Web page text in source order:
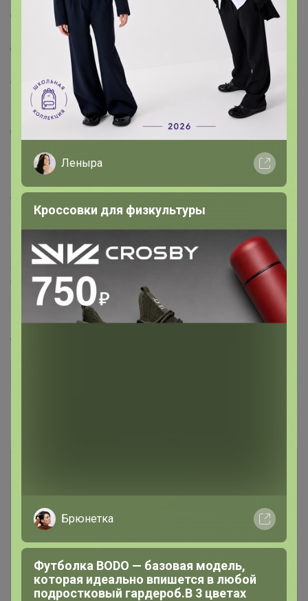
Страна: Россия
В боксе: 5 шт
Состав: Фанера
Материалы: фанера
Фасовка: по 1 шт
Индивидуальная упаковка: Пакет
Габариты товара: 51 см × 45 см × 34 см
Сертификат: Не подлежит сертификации
Размер, см: 51 х 45
Материал: Текстиль, Фанера
Фиксированная цена: Да
Подвесной гамак для вашего любимого питомца.
Кошки очень теплолюбивые животные особенно в
холодный период года. Часто можно наблюдать как
они пытаются устроиться рядом с батареей на
подоконник. Лежанка для кошек и котиков решает
Чтобы написать комментарий необходимо
авторизоваться на сайте!
Это займет меньше минуты
Леныра
Кроссовки для физкультуры
Брюнетка
Футболка BODO — базовая модель,
которая идеально впишется в любой
подростковый гардероб.В 3 цветах